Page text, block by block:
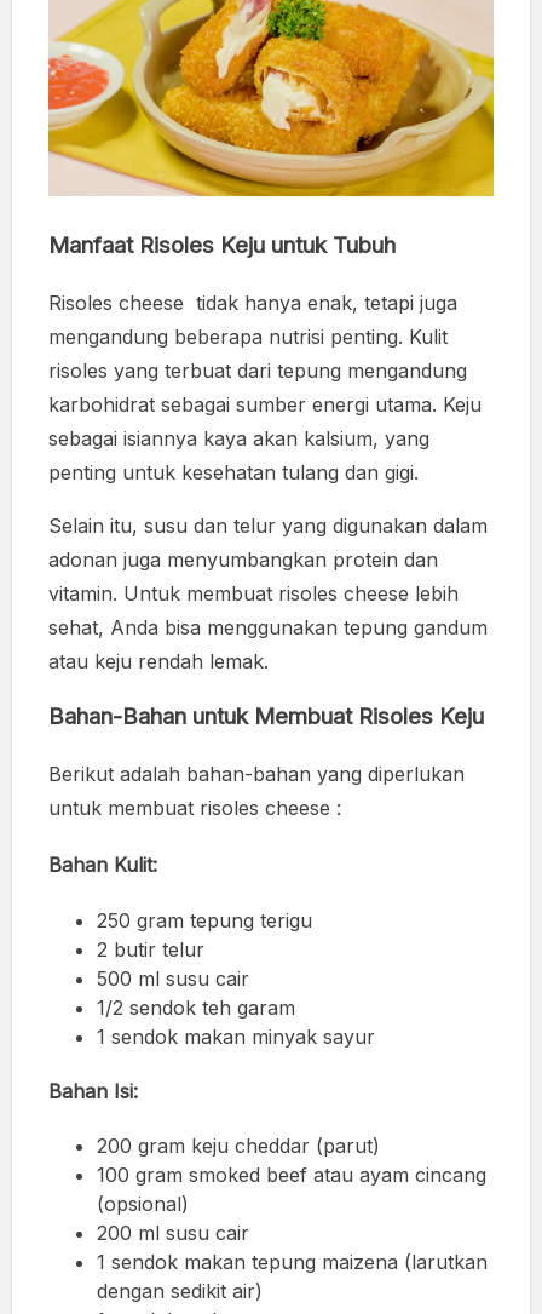
Manfaat Risoles Keju untuk Tubuh
Risoles cheese tidak hanya enak, tetapi juga
mengandung beberapa nutrisi penting. Kulit
risoles yang terbuat dari tepung mengandung
karbohidrat sebagai sumber energi utama. Keju
sebagai isiannya kaya akan kalsium, yang
penting untuk kesehatan tulang dan gigi.
Selain itu, susu dan telur yang digunakan dalam
adonan juga menyumbangkan protein dan
vitamin. Untuk membuat risoles cheese lebih
sehat, Anda bisa menggunakan tepung gandum
atau keju rendah lemak.
Bahan-Bahan untuk Membuat Risoles Keju
Berikut adalah bahan-bahan yang diperlukan
untuk membuat risoles cheese :
Bahan Kulit:
250 gram tepung terigu
2 butir telur
500 ml susu cair
1/2 sendok teh garam
1 sendok makan minyak sayur
Bahan Isi:
200 gram keju cheddar (parut)
100 gram smoked beef atau ayam cincang
(opsional)
200 ml susu cair
1 sendok makan tepung maizena (larutkan
dengan sedikit air)